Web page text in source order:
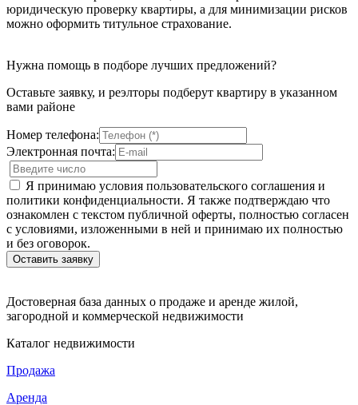
юридическую проверку квартиры, а для минимизации рисков
можно оформить титульное страхование.
Нужна помощь в подборе лучших предложений?
Оставьте заявку, и реэлторы подберут квартиру в указанном
вами районе
Номер телефона:
Электронная почта:
Я принимаю условия пользовательского соглашения и
политики конфиденциальности. Я также подтверждаю что
ознакомлен с текстом публичной оферты, полностью согласен
с условиями, изложенными в ней и принимаю их полностью
и без оговорок.
Достоверная база данных о продаже и аренде жилой,
загородной и коммерческой недвижимости
Каталог недвижимости
Продажа
Аренда